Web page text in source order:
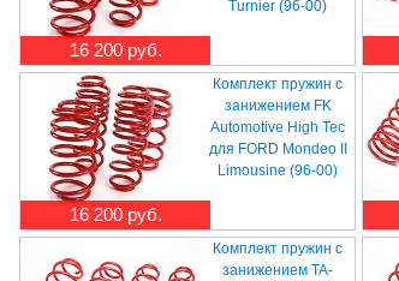
16 200 руб.
Turnier (96-00)
16 200 руб.
Комплект пружин с
занижением FK
Automotive High Tec
для FORD Mondeo II
Limousine (96-00)
Комплект пружин с
занижением TA-